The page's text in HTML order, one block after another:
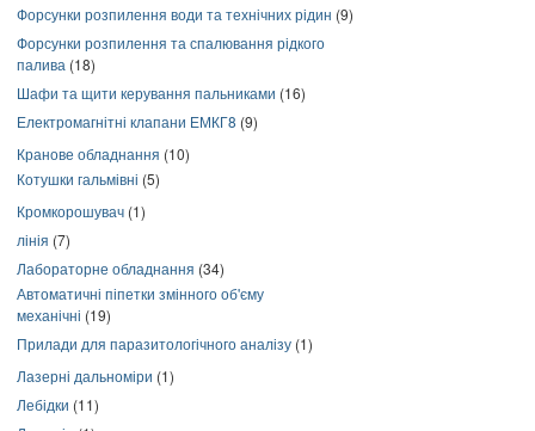
Форсунки розпилення води та технічних рідин (9)
Форсунки розпилення та спалювання рідкого
палива (18)
Шафи та щити керування пальниками (16)
Електромагнітні клапани ЕМКГ8 (9)
Кранове обладнання (10)
Котушки гальмівні (5)
Кромкорошувач (1)
лінія (7)
Лабораторне обладнання (34)
Автоматичні піпетки змінного об'єму
механічні (19)
Прилади для паразитологічного аналізу (1)
Лазерні дальноміри (1)
Лебідки (11)